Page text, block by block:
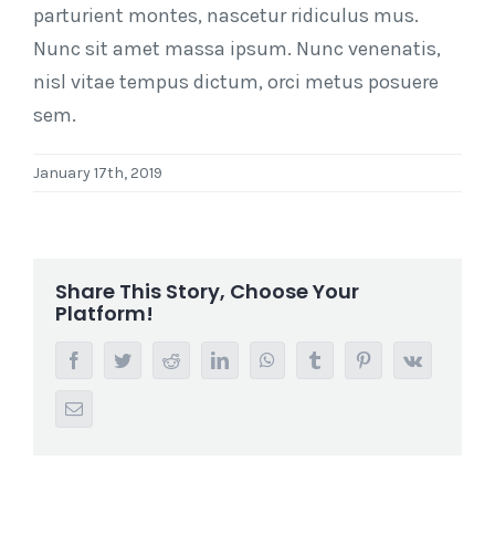
parturient montes, nascetur ridiculus mus.
Nunc sit amet massa ipsum. Nunc venenatis,
nisl vitae tempus dictum, orci metus posuere
sem.
January 17th, 2019
Share This Story, Choose Your
Platform!
FacebookTwitterRedditLinkedInWhatsAppTumblr PinterestVk
Email